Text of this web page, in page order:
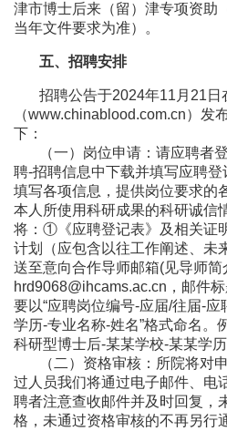
津市博士后来（留）津专项资助
当年文件要求为准）。
五、招聘安排
招聘公告于2024年11月21日
（www.chinablood.com.cn）发
下：
（一）岗位申请：请应聘者登
聘-招聘信息中下载并填写应聘
填写各项信息，提供岗位要求的
本人所使用科研成果的科研诚信
将：①《应聘登记表》及相关证
计划（应包含以往工作阐述、未
送至意向合作导师邮箱(见导师简
hrd9068@ihcams.ac.cn，邮件
要以“应聘岗位编号-应届/往届-
学历-专业名称-姓名”格式命名。
科研型博士后-某某学校-某某学历
（二）资格审核：所院将对申
过人员我们将通过电子邮件、电
聘者注意查收邮件并及时回复，
格，未通过资格审核的不再另行